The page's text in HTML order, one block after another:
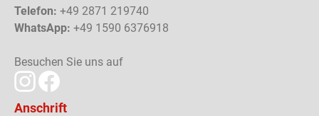
Telefon: +49 2871 219740
WhatsApp: +49 1590 6376918
Besuchen Sie uns auf
Anschrift